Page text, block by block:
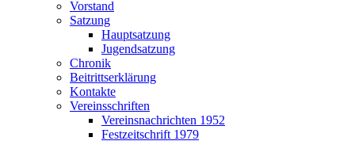
Vorstand
Satzung
Hauptsatzung
Jugendsatzung
Chronik
Beitrittserklärung
Kontakte
Vereinsschriften
Vereinsnachrichten 1952
Festzeitschrift 1979